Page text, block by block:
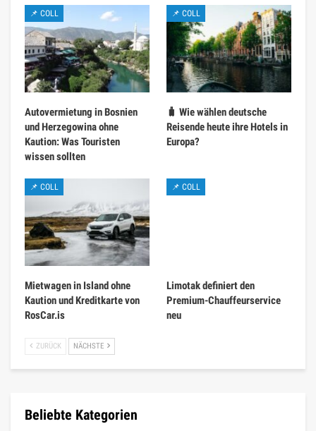
📌 COLL
Autovermietung in Bosnien
und Herzegowina ohne
Kaution: Was Touristen
wissen sollten
📌 COLL
🧳 Wie wählen deutsche
Reisende heute ihre Hotels in
Europa?
📌 COLL
Mietwagen in Island ohne
Kaution und Kreditkarte von
RosCar.is
📌 COLL
Limotak definiert den
Premium-Chauffeurservice
neu
ZURÜCK NÄCHSTE
Beliebte Kategorien